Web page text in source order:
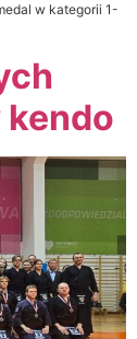
w kategorii 1-